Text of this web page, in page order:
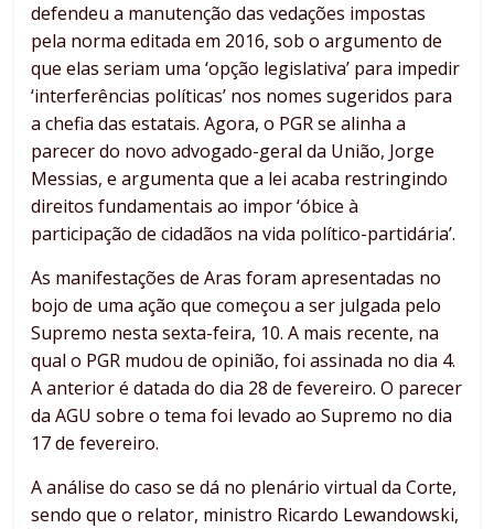
defendeu a manutenção das vedações impostas
pela norma editada em 2016, sob o argumento de
que elas seriam uma ‘opção legislativa’ para impedir
‘interferências políticas’ nos nomes sugeridos para
a chefia das estatais. Agora, o PGR se alinha a
parecer do novo advogado-geral da União, Jorge
Messias, e argumenta que a lei acaba restringindo
direitos fundamentais ao impor ‘óbice à
participação de cidadãos na vida político-partidária’.
As manifestações de Aras foram apresentadas no
bojo de uma ação que começou a ser julgada pelo
Supremo nesta sexta-feira, 10. A mais recente, na
qual o PGR mudou de opinião, foi assinada no dia 4.
A anterior é datada do dia 28 de fevereiro. O parecer
da AGU sobre o tema foi levado ao Supremo no dia
17 de fevereiro.
A análise do caso se dá no plenário virtual da Corte,
sendo que o relator, ministro Ricardo Lewandowski,